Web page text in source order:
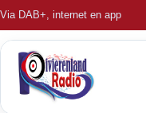
Via DAB+, internet en app